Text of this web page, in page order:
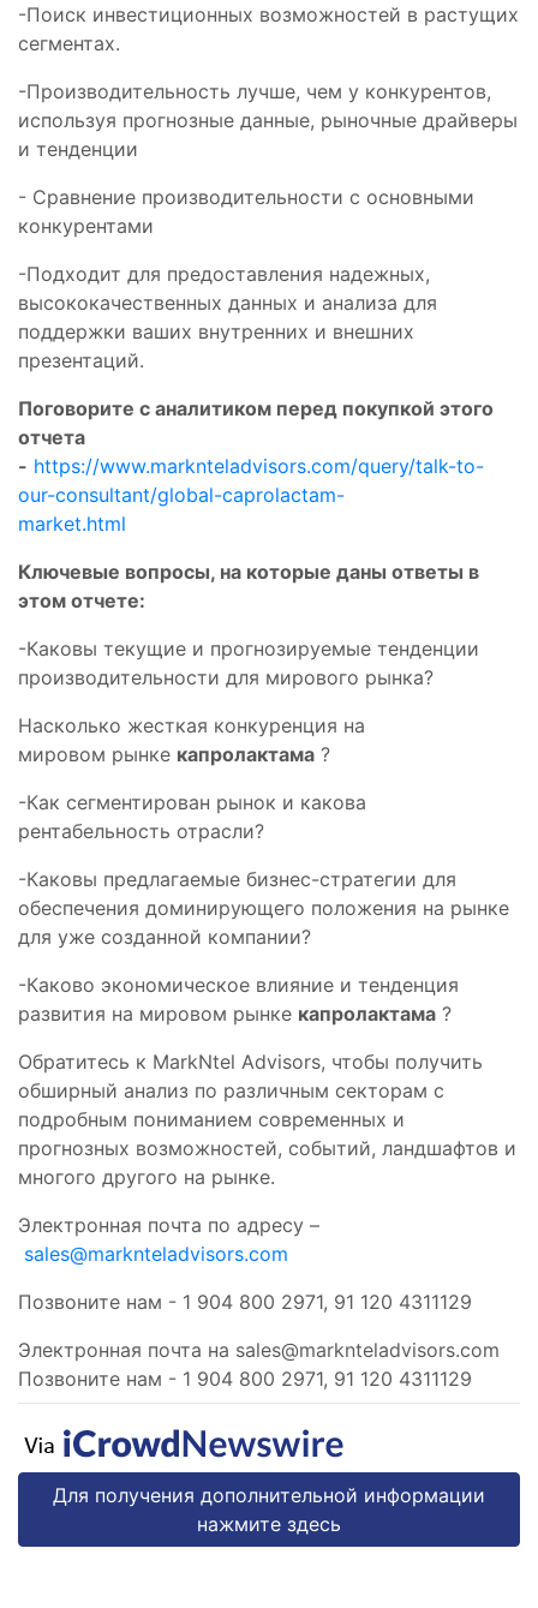
-Поиск инвестиционных возможностей в растущих
сегментах.
-Производительность лучше, чем у конкурентов,
используя прогнозные данные, рыночные драйверы
и тенденции
- Сравнение производительности с основными
конкурентами
-Подходит для предоставления надежных,
высококачественных данных и анализа для
поддержки ваших внутренних и внешних
презентаций.
Поговорите с аналитиком перед покупкой этого
отчета
- https://www.marknteladvisors.com/query/talk-to-
our-consultant/global-caprolactam-
market.html
Ключевые вопросы, на которые даны ответы в
этом отчете:
-Каковы текущие и прогнозируемые тенденции
производительности для мирового рынка?
Насколько жесткая конкуренция на
мировом рынке капролактама ?
-Как сегментирован рынок и какова
рентабельность отрасли?
-Каковы предлагаемые бизнес-стратегии для
обеспечения доминирующего положения на рынке
для уже созданной компании?
-Каково экономическое влияние и тенденция
развития на мировом рынке капролактама ?
Обратитесь к MarkNtel Advisors, чтобы получить
обширный анализ по различным секторам с
подробным пониманием современных и
прогнозных возможностей, событий, ландшафтов и
многого другого на рынке.
Электронная почта по адресу –
sales@marknteladvisors.com
Позвоните нам - 1 904 800 2971, 91 120 4311129
Электронная почта на sales@marknteladvisors.com
Позвоните нам - 1 904 800 2971, 91 120 4311129
Для получения дополнительной информации
нажмите здесь